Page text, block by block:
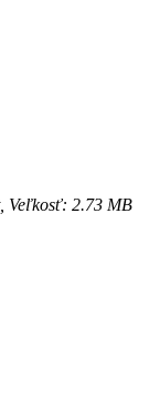
Veľkosť: 2.73 MB